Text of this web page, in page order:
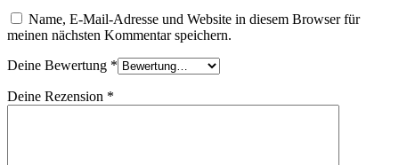
Name, E-Mail-Adresse und Website in diesem Browser für
meinen nächsten Kommentar speichern.
Deine Bewertung *
Deine Rezension *